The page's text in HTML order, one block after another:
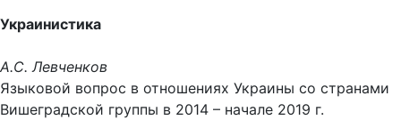
Украинистика
А.С. Левченков
Языковой вопрос в отношениях Украины со странами
Вишеградской группы в 2014 – начале 2019 г.